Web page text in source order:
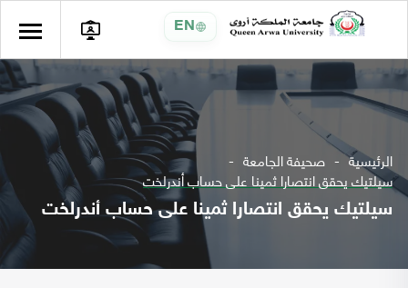
EN
الرئيسية صحيفة الجامعة
سيلتيك يحقق انتصارا ثمينا على حساب أندرلخت
سيلتيك يحقق انتصارا ثمينا على حساب أندرلخت